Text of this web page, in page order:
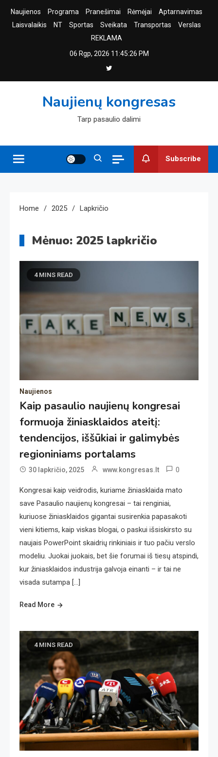
Naujienos Programa Pranešimai Rėmėjai
Aptarnavimas
Laisvalaikis
NT Sportas Sveikata Transportas
Verslas
REKLAMA
06 Rgp, 2026 11:45:28 PM
Naujienų kongresas
Tarp pasaulio dalimi
Subscribe
Home 2025 Lapkričio
Mėnuo: 2025 lapkričio
4 MINS READ
Naujienos
Kaip pasaulio naujienų kongresai
formuoja žiniasklaidos ateitį:
tendencijos, iššūkiai ir galimybės
regioniniams portalams
30 lapkričio, 2025 www.kongresas.lt 0
Kongresai kaip veidrodis, kuriame žiniasklaida mato
save Pasaulio naujienų kongresai – tai renginiai,
kuriuose žiniasklaidos gigantai susirenkia papasakoti
vieni kitiems, kaip viskas blogai, o paskui išsiskirsto su
naujais PowerPoint skaidrių rinkiniais ir tuo pačiu verslo
modeliu. Juokai juokais, bet šie forumai iš tiesų atspindi,
kur žiniasklaidos industrija galvoja einanti – ir tai ne
visada sutampa […]
Read More
4 MINS READ